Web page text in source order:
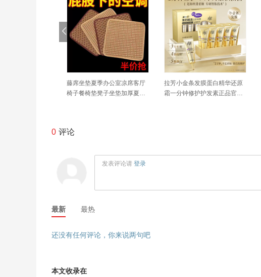
藤席坐垫夏季办公室凉席客厅
椅子餐椅垫凳子坐垫加厚夏天
拉芳小金条发膜蛋白精华还原
霜一分钟修护护发素正品官方
0 评论
发表评论请 登录
最新 最热
还没有任何评论，你来说两句吧
本文收录在